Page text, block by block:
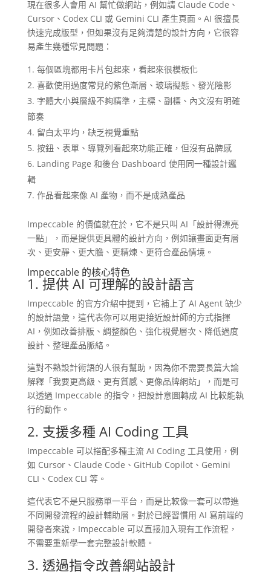
現在很多人會用 AI 幫忙做網站，例如請 Claude Code、
Cursor、Codex CLI 或 Gemini CLI 產生頁面。AI 很擅長
快速完成版型，但如果沒有足夠清楚的設計方向，它很容
易產生幾種常見問題：
每個區塊都用卡片包起來，看起來很模板化
喜歡使用過度常見的紫色漸層、玻璃擬態、發光陰影
字體大小與層級不夠精準，主標、副標、內文沒有明確
節奏
留白太平均，缺乏視覺重點
按鈕、表單、導覽列看起來功能正確，但沒有品牌感
Landing Page 和後台 Dashboard 使用同一種設計邏
輯
作品看起來像 AI 產物，而不是成熟產品
Impeccable 的價值就在於，它不是只叫 AI「設計得漂亮
一點」，而是提供更具體的設計方向，例如讓畫面更有層
次、更安靜、更大膽、更精煉、更符合產品情境。
Impeccable 的核心特色
1. 提供 AI 可理解的設計語言
Impeccable 的官方介紹中提到，它補上了 AI Agent 缺少
的設計語彙，這代表你可以用更接近設計師的方式指揮
AI，例如改善排版、調整顏色、強化視覺層次、降低過度
設計、整理產品脈絡。
這對不熟設計術語的人很有幫助，因為你不需要長篇大論
解釋「我要更高級、更有質感、更像品牌網站」，而是可
以透過 Impeccable 的指令，把設計意圖轉成 AI 比較能執
行的動作。
2. 支援多種 AI Coding 工具
Impeccable 可以搭配多種主流 AI Coding 工具使用，例
如 Cursor、Claude Code、GitHub Copilot、Gemini
CLI、Codex CLI 等。
這代表它不是只服務單一平台，而是比較像一套可以帶進
不同開發流程的設計輔助層。對於已經習慣用 AI 寫前端的
開發者來說，Impeccable 可以直接加入現有工作流程，
不需要重新學一套完整設計軟體。
3. 透過指令改善網站設計